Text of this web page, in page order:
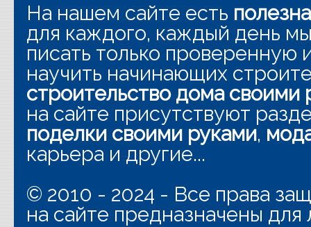
На нашем сайте есть
для каждого, каждый день
писать только
научить начинающих
строительство дома своими
на сайте присутствуют
поделки своими руками,
карьера и другие...
© 2010 - 2024 - Все права
на сайте предназначены для